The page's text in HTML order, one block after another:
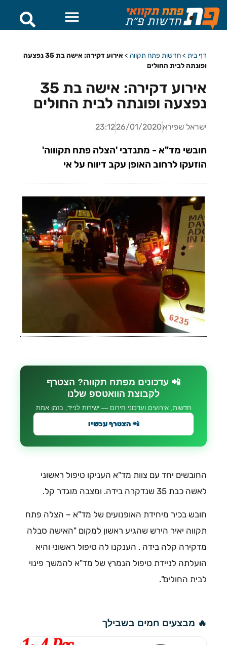
דף בית >חדשות פתח תקווה >
אירוע דקירה: אישה בת 35 נפצעה
ופונתה לבית החולים
אירוע דקירה: אישה בת 35
נפצעה ופונתה לבית החולים
ישראל שפירא 26/01/2020
23:12
חובשי מד"א - מתנדבי 'הצלה פתח תקוווה'
הוזעקו לרחוב האופן עקב דיווח על אי
📲 עדכונים מפתח תקווה? הצטרף
לקבוצת הוואטספ שלנו
חדשות, אירועים ועדכוני חירום — ישירות לנייד, בזמן אמת
📲 הצטרף עכשיו
החובשים יחד עם צוות מד"א העניקו טיפול ראשוני
לאשה כבת 35 שנדקרה בידה. ומצבה מוגדר קל.
חובש בכיר מיחידת האופנועים של מד"א – הצלה פתח
תקווה יאיר הירש שהגיע ראשון למקום "האישה סבלה
מדקירה קלה בידה . הענקנו לה טיפול ראשוני והיא
הועלתה לניידת טיפול הנמרץ של מד"א להמשך פינוי
לבית החולים".
🔥 מבצעים חמים בשבילך